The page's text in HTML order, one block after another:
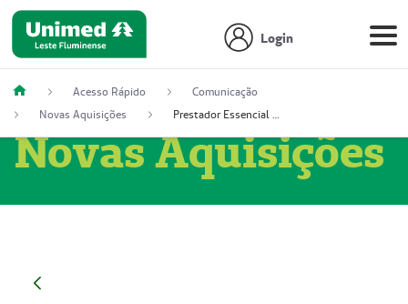
Login
Acesso Rápido
Comunicação
Novas Aquisições
Prestador Essencial Gestão em Saúde Ereli (51004354-7)
Novas Aquisições